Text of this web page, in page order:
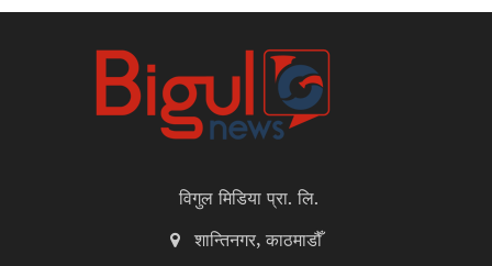
विगुल मिडिया प्रा. लि.
शान्तिनगर, काठमाडौँ